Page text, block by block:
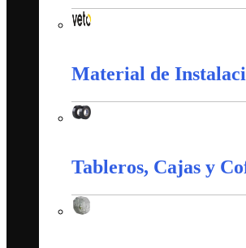
Material de
Tableros, Cajas y